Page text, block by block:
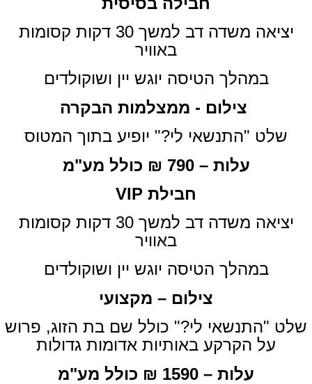
יציאה משדה דב למשך 30 דקות קסומות
באוויר
במהלך הטיסה יוגש יין ושוקולדים
צילום - ממצלמות הבקרה
שלט "התנשאי לי?" יופיע בתוך המטוס
עלות – 790 ₪ כולל מע"מ
חבילת VIP
יציאה משדה דב למשך 30 דקות קסומות
באוויר
במהלך הטיסה יוגש יין ושוקולדים
צילום – מקצועי
שלט "התנשאי לי?" כולל שם בת הזוג, פרוש
על הקרקע באותיות אדומות גדולות
עלות – 1590 ₪ כולל מע"מ